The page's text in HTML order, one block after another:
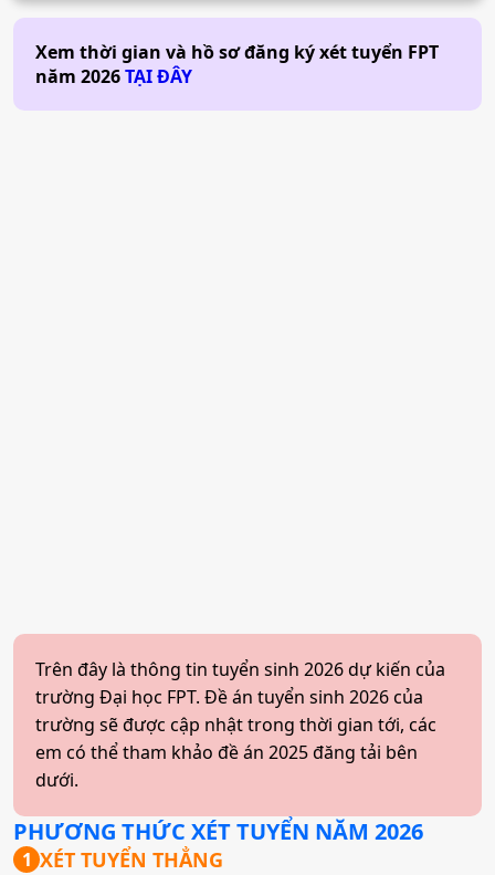
Xem thời gian và hồ sơ đăng ký xét tuyển FPT
năm 2026TẠI ĐÂY
Trên đây là thông tin tuyển sinh 2026 dự kiến của
trường Đại học FPT. Đề án tuyển sinh 2026 của
trường sẽ được cập nhật trong thời gian tới, các
em có thể tham khảo đề án 2025 đăng tải bên
dưới.
PHƯƠNG THỨC XÉT TUYỂN NĂM 2026
1 XÉT TUYỂN THẲNG